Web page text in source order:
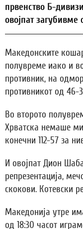
првенство Б-
овојпат загубивме
Македонските
полувреме иако и
противник, на
противникот од 46-
Во второто
Хрватска немаше
конечни 112-57 за
И овојпат Дион
репрезентација,
скокови. Котевски
Македонија утре
од 18:30 часот